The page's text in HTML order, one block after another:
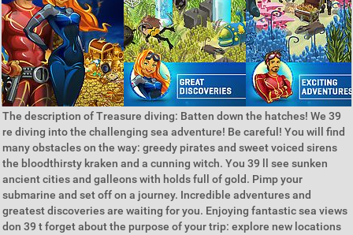
The description of Treasure diving: Batten down the hatches! We 39
re diving into the challenging sea adventure! Be careful! You will find
many obstacles on the way: greedy pirates and sweet voiced sirens
the bloodthirsty kraken and a cunning witch. You 39 ll see sunken
ancient cities and galleons with holds full of gold. Pimp your
submarine and set off on a journey. Incredible adventures and
greatest discoveries are waiting for you. Enjoying fantastic sea views
don 39 t forget about the purpose of your trip: explore new locations